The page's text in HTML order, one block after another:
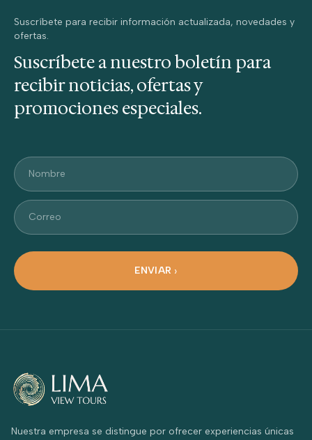
Suscríbete para recibir información actualizada, novedades y
ofertas.
Suscríbete a nuestro boletín para
recibir noticias, ofertas y
promociones especiales.
Nombre
Correo
ENVIAR
Nuestra empresa se distingue por ofrecer experiencias únicas